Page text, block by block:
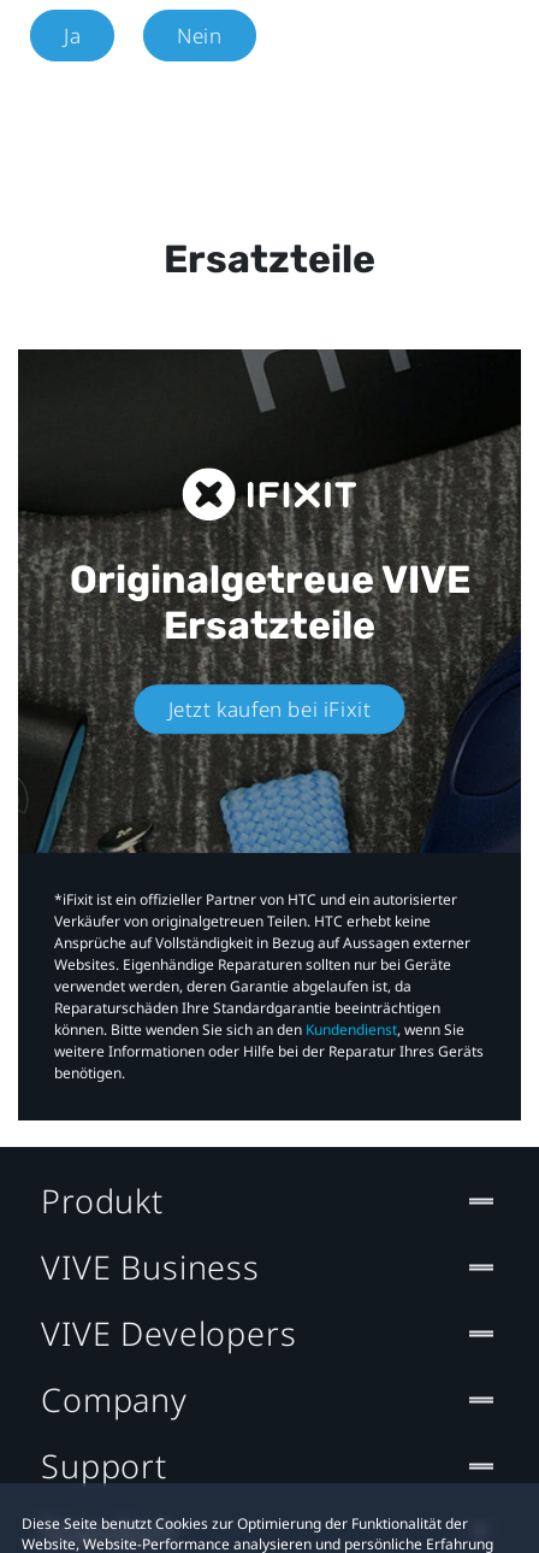
Ja Nein
Ersatzteile
Originalgetreue VIVE
Ersatzteile
Jetzt kaufen bei iFixit​
*iFixit ist ein offizieller Partner von HTC und ein autorisierter
Verkäufer von originalgetreuen Teilen. HTC erhebt keine
Ansprüche auf Vollständigkeit in Bezug auf Aussagen externer
Websites. Eigenhändige Reparaturen sollten nur bei Geräte
verwendet werden, deren Garantie abgelaufen ist, da
Reparaturschäden Ihre Standardgarantie beeinträchtigen
können. Bitte wenden Sie sich an den Kundendienst, wenn Sie
weitere Informationen oder Hilfe bei der Reparatur Ihres Geräts
benötigen.​
Diese Seite benutzt Cookies zur Optimierung der Funktionalität der
Website, Website-Performance analysieren und persönliche Erfahrung
Produkt
VIVE Business
VIVE Developers
Company
Support
Standort